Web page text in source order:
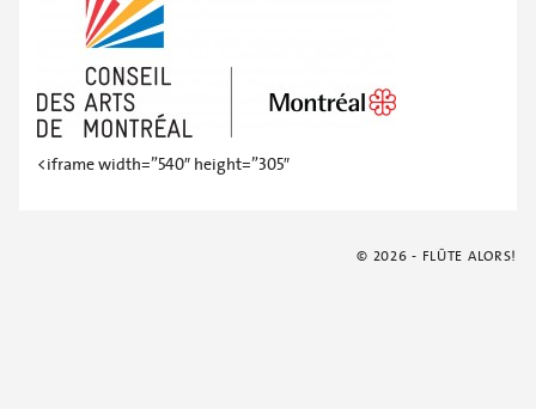
<iframe width=”540″ height=”305″
© 2026 - FLÛTE ALORS!